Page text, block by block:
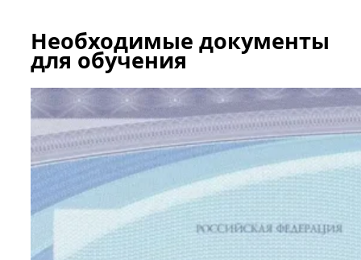
Необходимые документы
для обучения